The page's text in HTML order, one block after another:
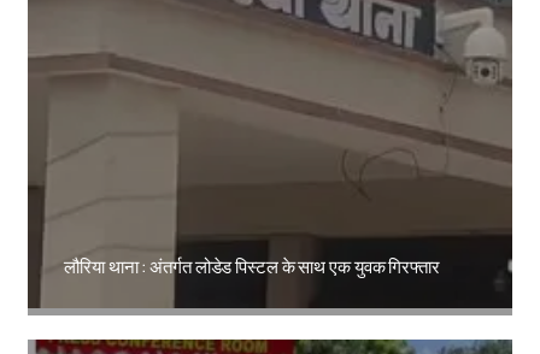
लौरिया थाना : अंतर्गत लोडेड पिस्टल के साथ एक युवक गिरफ्तार